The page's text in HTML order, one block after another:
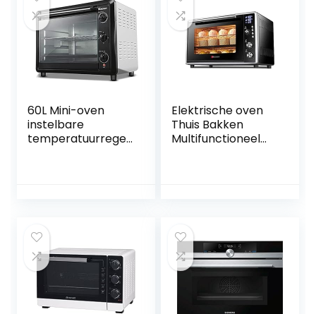
Convectie
Aanrecht
Broodrooster
Oven Gelukkig
Leven
60L Mini-oven
instelbare
temperatuurregeli
roterende vork
volledig
automatisch
bakken
Elektrische oven
Thuis Bakken
Multifunctioneel
Family